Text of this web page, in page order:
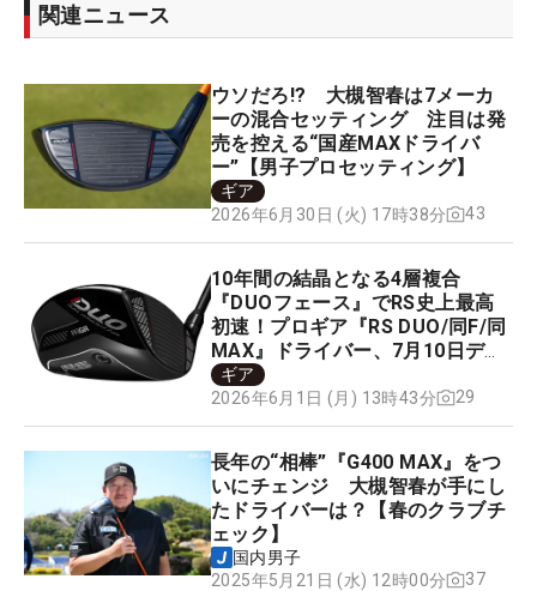
関連ニュース
ウソだろ!? 大槻智春は7メーカ
ーの混合セッティング 注目は発
売を控える“国産MAXドライバ
ー”【男子プロセッティング】
ギア
2026年6月30日 (火) 17時38分
43
10年間の結晶となる4層複合
『DUOフェース』でRS史上最高
初速！プロギア『RS DUO/同F/同
MAX』ドライバー、7月10日デビ
ュー
ギア
2026年6月1日 (月) 13時43分
29
長年の“相棒”『G400 MAX』をつ
いにチェンジ 大槻智春が手にし
たドライバーは？【春のクラブチ
ェック】
国内男子
2025年5月21日 (水) 12時00分
37